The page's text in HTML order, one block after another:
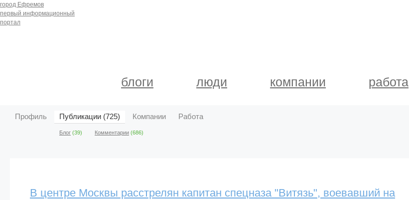
город Ефремов
первый информационный
портал
блоги люди компании работа
Профиль Публикации (725)
Блог (39) Комментарии (686)
Компании Работа
В центре Москвы расстрелян капитан спецназа "Витязь", воевавший на